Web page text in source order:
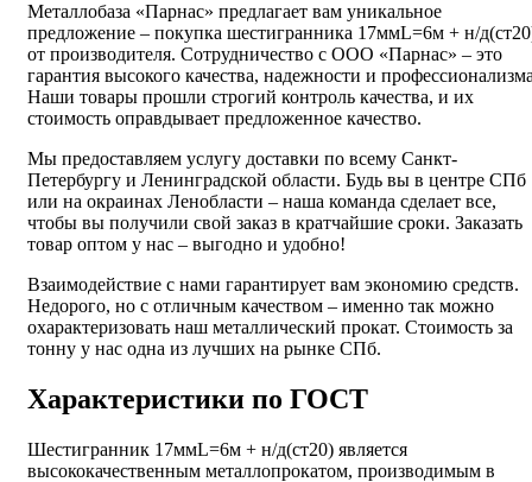
Металлобаза «Парнас» предлагает вам уникальное
предложение – покупка шестигранника 17ммL=6м + н/
от производителя. Сотрудничество с ООО «Парнас» – это
гарантия высокого качества, надежности и
Наши товары прошли строгий контроль качества, и их
стоимость оправдывает предложенное качество.
Мы предоставляем услугу доставки по всему Санкт-
Петербургу и Ленинградской области. Будь вы в центре СПб
или на окраинах Ленобласти – наша команда сделает все,
чтобы вы получили свой заказ в кратчайшие сроки. Заказать
товар оптом у нас – выгодно и удобно!
Взаимодействие с нами гарантирует вам экономию средств.
Недорого, но с отличным качеством – именно так можно
охарактеризовать наш металлический прокат. Стоимость за
тонну у нас одна из лучших на рынке СПб.
Характеристики по ГОСТ
Шестигранник 17ммL=6м + н/д(ст20) является
высококачественным металлопрокатом, производимым в